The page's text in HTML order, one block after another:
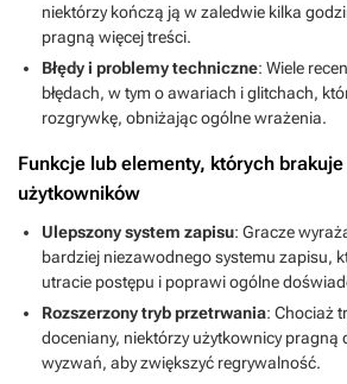
niektórzy kończą ją w zaledwie kilka
pragną więcej treści.
Błędy i problemy techniczne: Wiele
błędach, w tym o awariach i glitchach,
rozgrywkę, obniżając ogólne wrażenia.
Funkcje lub elementy, których brakuje
użytkowników
Ulepszony system zapisu: Gracze
bardziej niezawodnego systemu zapisu,
utracie postępu i poprawi ogólne
Rozszerzony tryb przetrwania: Chociaż
doceniany, niektórzy użytkownicy
wyzwań, aby zwiększyć regrywalność.